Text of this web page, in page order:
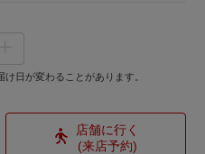
日が変わることがあります。
店舗に行く
(来店予約)